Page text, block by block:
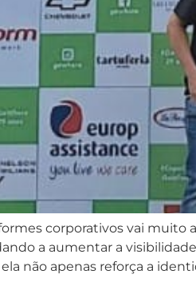
corporativos vai muito
a aumentar a
não apenas reforça a